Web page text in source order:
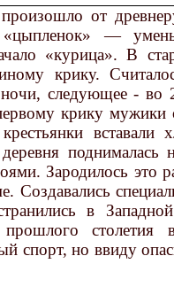
от
—
«курица». В
крику.
следующее - во
крику мужики
вставали
поднималась
Зародилось это
Создавались
в
столетия
спорт, но ввиду